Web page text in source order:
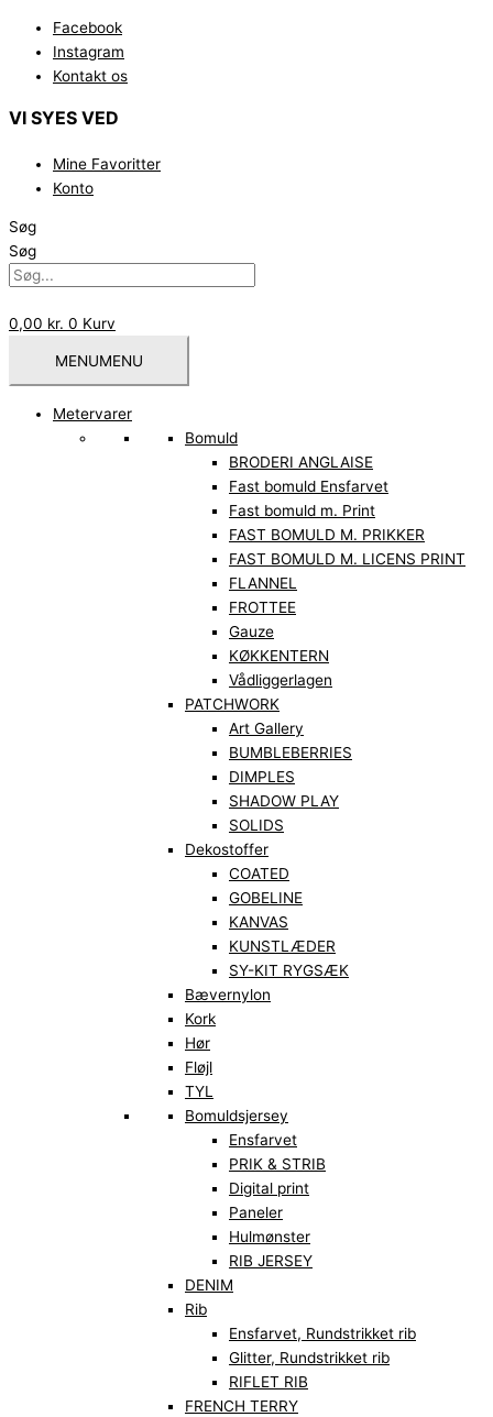
indholdet
Facebook
Instagram
Kontakt os
VI SYES VED
Mine Favoritter
Konto
Søg
Søg
0,00 kr. 0 Kurv
MENUMENU
Metervarer
Bomuld
BRODERI ANGLAISE
Fast bomuld Ensfarvet
Fast bomuld m. Print
FAST BOMULD M. PRIKKER
FAST BOMULD M. LICENS PRINT
FLANNEL
FROTTEE
Gauze
KØKKENTERN
Vådliggerlagen
PATCHWORK
Art Gallery
BUMBLEBERRIES
DIMPLES
SHADOW PLAY
SOLIDS
Dekostoffer
COATED
GOBELINE
KANVAS
KUNSTLÆDER
SY-KIT RYGSÆK
Bævernylon
Kork
Hør
Fløjl
TYL
Bomuldsjersey
Ensfarvet
PRIK & STRIB
Digital print
Paneler
Hulmønster
RIB JERSEY
DENIM
Rib
Ensfarvet, Rundstrikket rib
Glitter, Rundstrikket rib
RIFLET RIB
FRENCH TERRY